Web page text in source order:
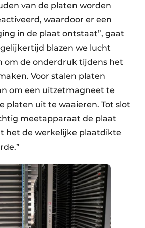
van de platen worden
waardoor er een
in de plaat ontstaat”, gaat
blazen we lucht
om de onderdruk tijdens het
Voor stalen platen
om een uitzetmagneet te
platen uit te waaieren. Tot slot
meetapparaat de plaat
het de werkelijke plaatdikte